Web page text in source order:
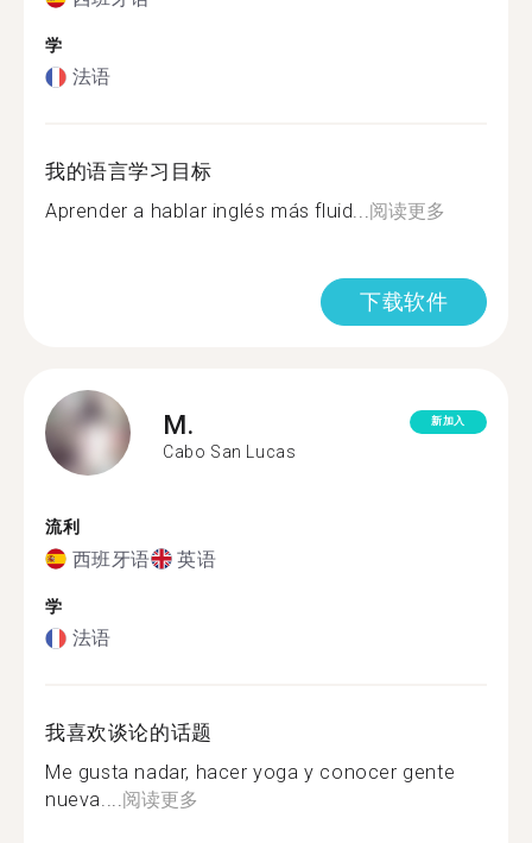
学
法语
我的语言学习目标
Aprender a hablar inglés más fluid...阅读更多
下载软件
M.
Cabo San Lucas
新加入
流利
西班牙语 英语
学
法语
我喜欢谈论的话题
Me gusta nadar, hacer yoga y conocer gente
nueva....阅读更多